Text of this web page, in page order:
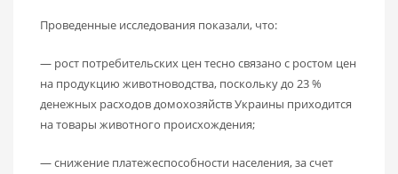
Проведенные исследования показали, что:
— рост потребительских цен тесно связано с ростом цен
на продукцию животноводства, поскольку до 23 %
денежных расходов домохозяйств Украины приходится
на товары животного происхождения;
— снижение платежеспособности населения, за счет